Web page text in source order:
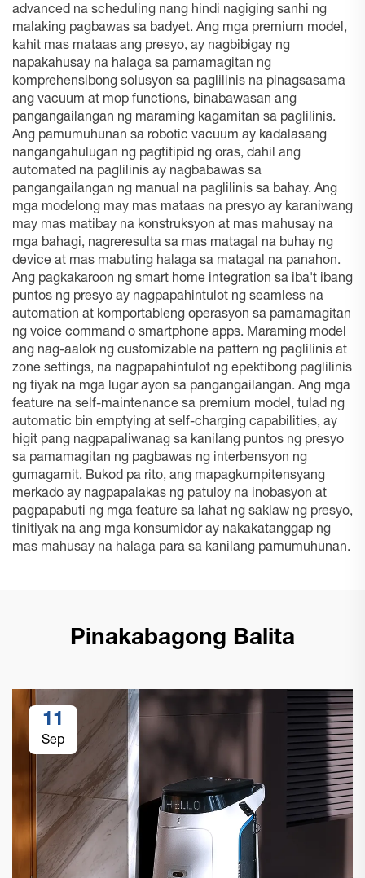
advanced na scheduling nang hindi nagiging sanhi ng
malaking pagbawas sa badyet. Ang mga premium model,
kahit mas mataas ang presyo, ay nagbibigay ng
napakahusay na halaga sa pamamagitan ng
komprehensibong solusyon sa paglilinis na pinagsasama
ang vacuum at mop functions, binabawasan ang
pangangailangan ng maraming kagamitan sa paglilinis.
Ang pamumuhunan sa robotic vacuum ay kadalasang
nangangahulugan ng pagtitipid ng oras, dahil ang
automated na paglilinis ay nagbabawas sa
pangangailangan ng manual na paglilinis sa bahay. Ang
mga modelong may mas mataas na presyo ay karaniwang
may mas matibay na konstruksyon at mas mahusay na
mga bahagi, nagreresulta sa mas matagal na buhay ng
device at mas mabuting halaga sa matagal na panahon.
Ang pagkakaroon ng smart home integration sa iba't ibang
puntos ng presyo ay nagpapahintulot ng seamless na
automation at komportableng operasyon sa pamamagitan
ng voice command o smartphone apps. Maraming model
ang nag-aalok ng customizable na pattern ng paglilinis at
zone settings, na nagpapahintulot ng epektibong paglilinis
ng tiyak na mga lugar ayon sa pangangailangan. Ang mga
feature na self-maintenance sa premium model, tulad ng
automatic bin emptying at self-charging capabilities, ay
higit pang nagpapaliwanag sa kanilang puntos ng presyo
sa pamamagitan ng pagbawas ng interbensyon ng
gumagamit. Bukod pa rito, ang mapagkumpitensyang
merkado ay nagpapalakas ng patuloy na inobasyon at
pagpapabuti ng mga feature sa lahat ng saklaw ng presyo,
tinitiyak na ang mga konsumidor ay nakakatanggap ng
mas mahusay na halaga para sa kanilang pamumuhunan.
Pinakabagong Balita
11
Sep